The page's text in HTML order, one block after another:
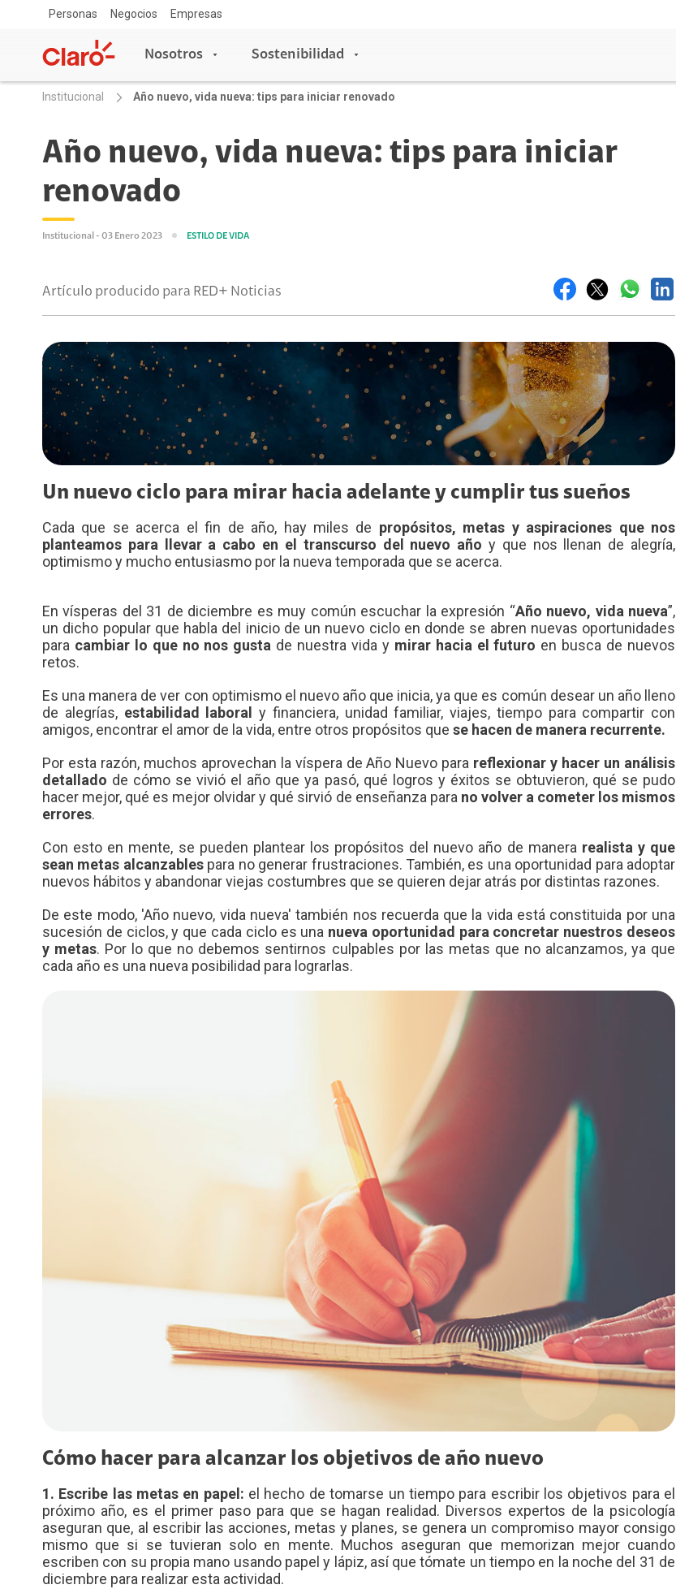
Personas Negocios Empresas
Nosotros
Sala de prensa
Blog Claro
5G
Asistente de voz
Voz LTE
Voz Wi-Fi
iPhone for life
Trabaja con nosotros
Legal y regulatorio
Código de Ética América Móvil
Sostenibilidad
Acceso y Educación
Escuelas conectadas
Travesía por Colombia
Diversidad, Equidad e Inclusión
Gestión Ambiental
Conexiones
Institucional Año nuevo, vida nueva: tips para iniciar renovado
Año nuevo, vida nueva: tips para iniciar
renovado
Institucional - 03 Enero 2023 ESTILO DE VIDA
Artículo producido para RED+ Noticias
Un nuevo ciclo para mirar hacia adelante y cumplir tus sueños
Cada que se acerca el fin de año, hay miles de propósitos, metas y aspiraciones que nos
planteamos para llevar a cabo en el transcurso del nuevo año y que nos llenan de alegría,
optimismo y mucho entusiasmo por la nueva temporada que se acerca.
En vísperas del 31 de diciembre es muy común escuchar la expresión “Año nuevo, vida nueva”,
un dicho popular que habla del inicio de un nuevo ciclo en donde se abren nuevas oportunidades
para cambiar lo que no nos gusta de nuestra vida y mirar hacia el futuro en busca de nuevos
retos.
Es una manera de ver con optimismo el nuevo año que inicia, ya que es común desear un año lleno
de alegrías, estabilidad laboral y financiera, unidad familiar, viajes, tiempo para compartir con
amigos, encontrar el amor de la vida, entre otros propósitos que se hacen de manera recurrente.
Por esta razón, muchos aprovechan la víspera de Año Nuevo para reflexionar y hacer un análisis
detallado de cómo se vivió el año que ya pasó, qué logros y éxitos se obtuvieron, qué se pudo
hacer mejor, qué es mejor olvidar y qué sirvió de enseñanza para no volver a cometer los mismos
errores.
Con esto en mente, se pueden plantear los propósitos del nuevo año de manera realista y que
sean metas alcanzablespara no generar frustraciones. También, es una oportunidad para adoptar
nuevos hábitos y abandonar viejas costumbres que se quieren dejar atrás por distintas razones.
De este modo, 'Año nuevo, vida nueva' también nos recuerda que la vida está constituida por una
sucesión de ciclos, y que cada ciclo es una nueva oportunidad para concretar nuestros deseos
y metas. Por lo que no debemos sentirnos culpables por las metas que no alcanzamos, ya que
cada año es una nueva posibilidad para lograrlas.
Cómo hacer para alcanzar los objetivos de año nuevo
1. Escribe las metas en papel: el hecho de tomarse un tiempo para escribir los objetivos para el
próximo año, es el primer paso para que se hagan realidad. Diversos expertos de la psicología
aseguran que, al escribir las acciones, metas y planes, se genera un compromiso mayor consigo
mismo que si se tuvieran solo en mente. Muchos aseguran que memorizan mejor cuando
escriben con su propia mano usando papel y lápiz, así que tómate un tiempo en la noche del 31 de
diciembre para realizar esta actividad.